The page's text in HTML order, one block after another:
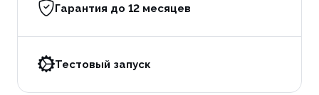
Гарантия до 12 месяцев
Тестовый запуск